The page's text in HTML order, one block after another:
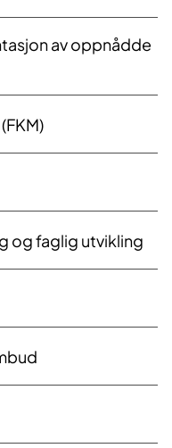
av oppnådde
og faglig utvikling